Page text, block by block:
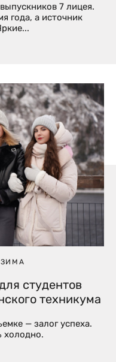
7 лицея.
года, а источник
ЗИМА
студентов
техникума
— залог успеха.
холодно.